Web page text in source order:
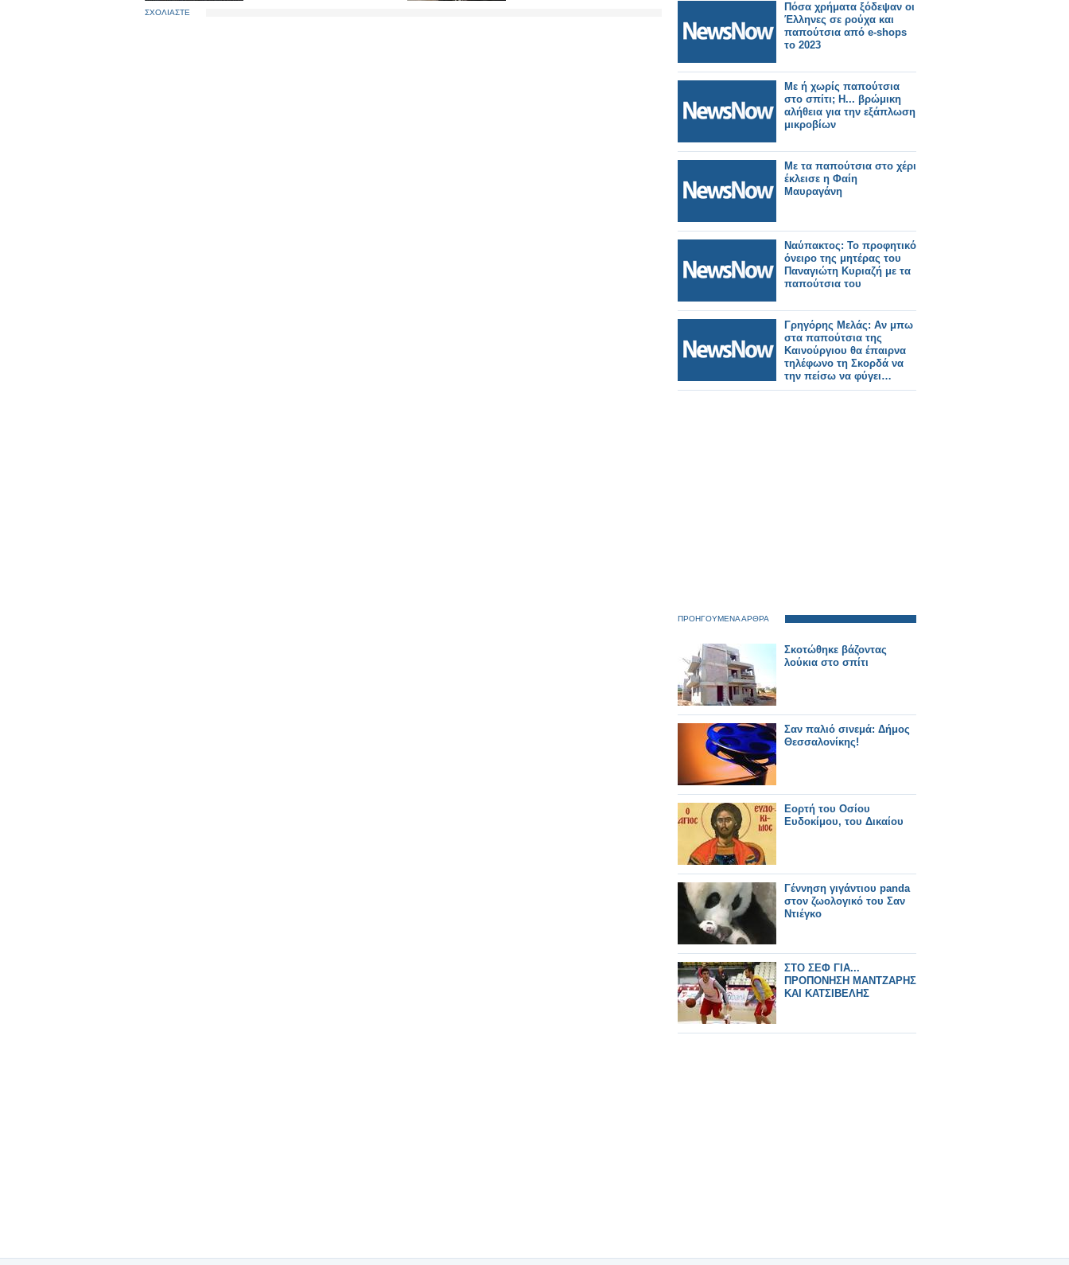
ΣΧΟΛΙΑΣΤΕ
Πόσα χρήματα ξόδεψαν οι
Έλληνες σε ρούχα και
παπούτσια από e-shops
το 2023
Με ή χωρίς παπούτσια
στο σπίτι; Η... βρώμικη
αλήθεια για την εξάπλωση
μικροβίων
Με τα παπούτσια στο χέρι
έκλεισε η Φαίη
Μαυραγάνη
Ναύπακτος: Το προφητικό
όνειρο της μητέρας του
Παναγιώτη Κυριαζή με τα
παπούτσια του
Γρηγόρης Μελάς: Αν μπω
στα παπούτσια της
Καινούργιου θα έπαιρνα
τηλέφωνο τη Σκορδά να
την πείσω να φύγει…
ΠΡΟΗΓΟΥΜΕΝΑ ΑΡΘΡΑ
Σκοτώθηκε βάζοντας
λούκια στο σπίτι
Σαν παλιό σινεμά: Δήμος
Θεσσαλονίκης!
Εορτή του Οσίου
Ευδοκίμου, του Δικαίου
Γέννηση γιγάντιου panda
στον ζωολογικό του Σαν
Ντιέγκο
ΣΤΟ ΣΕΦ ΓΙΑ...
ΠΡΟΠΟΝΗΣΗ ΜΑΝΤΖΑΡΗΣ
ΚΑΙ ΚΑΤΣΙΒΕΛΗΣ